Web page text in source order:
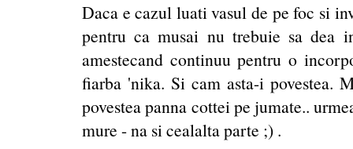
Daca e cazul luati vasul de pe foc si
pentru ca musai nu trebuie sa dea
amestecand continuu pentru o
fiarba 'nika. Si cam asta-i povestea.
povestea panna cottei pe jumate..
mure - na si cealalta parte ;) .